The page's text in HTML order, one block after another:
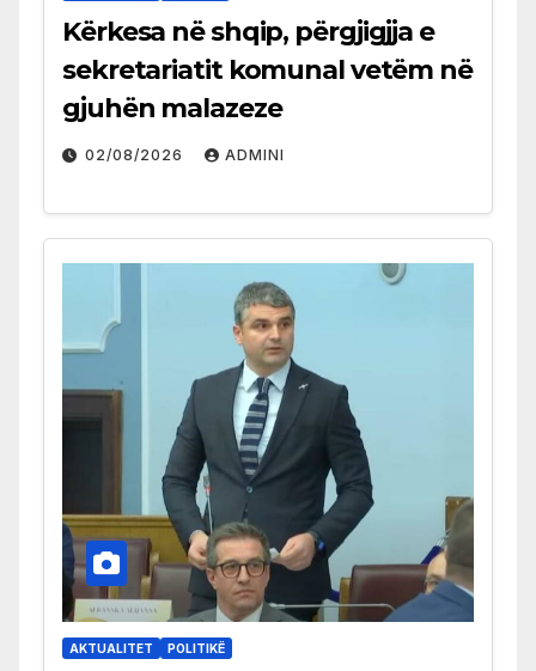
Kërkesa në shqip, përgjigjja e
sekretariatit komunal vetëm në
gjuhën malazeze
02/08/2026 ADMINI
AKTUALITET POLITIKË